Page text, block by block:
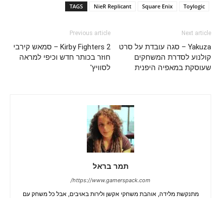
TAGS NieR Replicant Square Enix Toylogic
Previous article
Kirby Fighters 2 – סמאש קירבי
חוזר בכותר חדש וכיפי למראה
לסוויץ'
Next article
Yakuza – סגה עובדת על סרט
קולנוע לסדרת המשחקים
שעוסקת במאפיה היפנית
תמר בראל
https://www.gamerspack.com/
מתנקשת מלידה, אוהבת משחקי אקשן ולירות באויבים, אבל כל משחק עם